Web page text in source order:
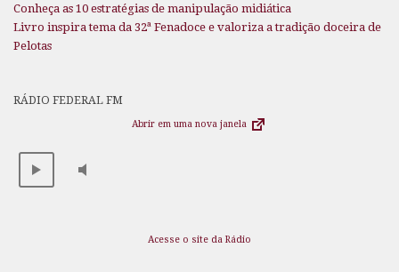
Conheça as 10 estratégias de manipulação midiática
Livro inspira tema da 32ª Fenadoce e valoriza a tradição doceira de
Pelotas
RÁDIO FEDERAL FM
Abrir em uma nova janela
Acesse o site da Rádio